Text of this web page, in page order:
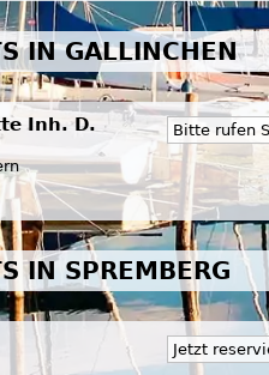
IN GALLINCHEN
Inh. D.
Bitte rufen
IN SPREMBERG
Jetzt